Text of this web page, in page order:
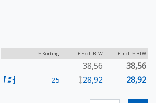
% Korting € Excl. BTW € Incl. % BTW
38,56 38,56
25 28,92 28,92